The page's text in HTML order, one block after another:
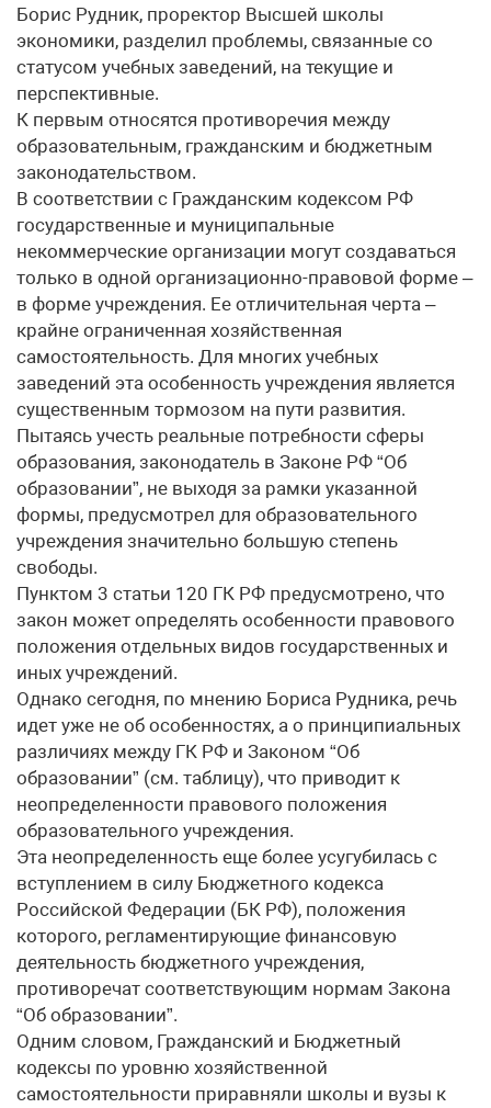
Борис Рудник, проректор Высшей школы
экономики, разделил проблемы, связанные со
статусом учебных заведений, на текущие и
перспективные.
К первым относятся противоречия между
образовательным, гражданским и бюджетным
законодательством.
В соответствии с Гражданским кодексом РФ
государственные и муниципальные
некоммерческие организации могут создаваться
только в одной организационно-правовой форме –
в форме учреждения. Ее отличительная черта –
крайне ограниченная хозяйственная
самостоятельность. Для многих учебных
заведений эта особенность учреждения является
существенным тормозом на пути развития.
Пытаясь учесть реальные потребности сферы
образования, законодатель в Законе РФ “Об
образовании”, не выходя за рамки указанной
формы, предусмотрел для образовательного
учреждения значительно большую степень
свободы.
Пунктом 3 статьи 120 ГК РФ предусмотрено, что
закон может определять особенности правового
положения отдельных видов государственных и
иных учреждений.
Однако сегодня, по мнению Бориса Рудника, речь
идет уже не об особенностях, а о принципиальных
различиях между ГК РФ и Законом “Об
образовании” (см. таблицу), что приводит к
неопределенности правового положения
образовательного учреждения.
Эта неопределенность еще более усугубилась с
вступлением в силу Бюджетного кодекса
Российской Федерации (БК РФ), положения
которого, регламентирующие финансовую
деятельность бюджетного учреждения,
противоречат соответствующим нормам Закона
“Об образовании”.
Одним словом, Гражданский и Бюджетный
кодексы по уровню хозяйственной
самостоятельности приравняли школы и вузы к